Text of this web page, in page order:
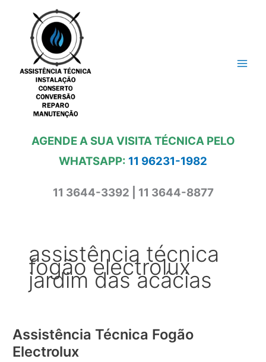
conteúdo
AGENDE A SUA VISITA TÉCNICA PELO
WHATSAPP: 11 96231-1982
11 3644-3392 | 11 3644-8877
assistência técnica
fogão electrolux
jardim das acácias
Assistência Técnica Fogão
Electrolux